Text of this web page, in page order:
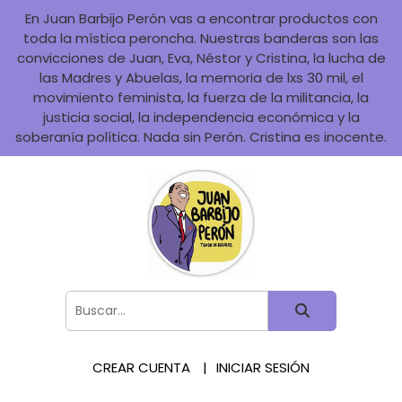
En Juan Barbijo Perón vas a encontrar productos con
toda la mística peroncha. Nuestras banderas son las
convicciones de Juan, Eva, Néstor y Cristina, la lucha de
las Madres y Abuelas, la memoria de lxs 30 mil, el
movimiento feminista, la fuerza de la militancia, la
justicia social, la independencia económica y la
soberanía política. Nada sin Perón. Cristina es inocente.
CREAR CUENTA INICIAR SESIÓN